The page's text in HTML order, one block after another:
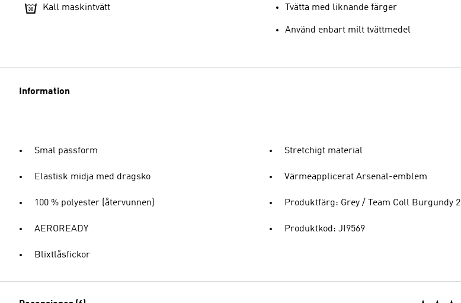
Kall maskintvätt Tvätta med liknande färger
Använd enbart milt tvättmedel
Information
Smal passform
Elastisk midja med dragsko
100 % polyester (återvunnen)
AEROREADY
Blixtlåsfickor
Stretchigt material
Värmeapplicerat Arsenal-emblem
Produktfärg: Grey / Team Coll Burgundy 2
Produktkod: JI9569